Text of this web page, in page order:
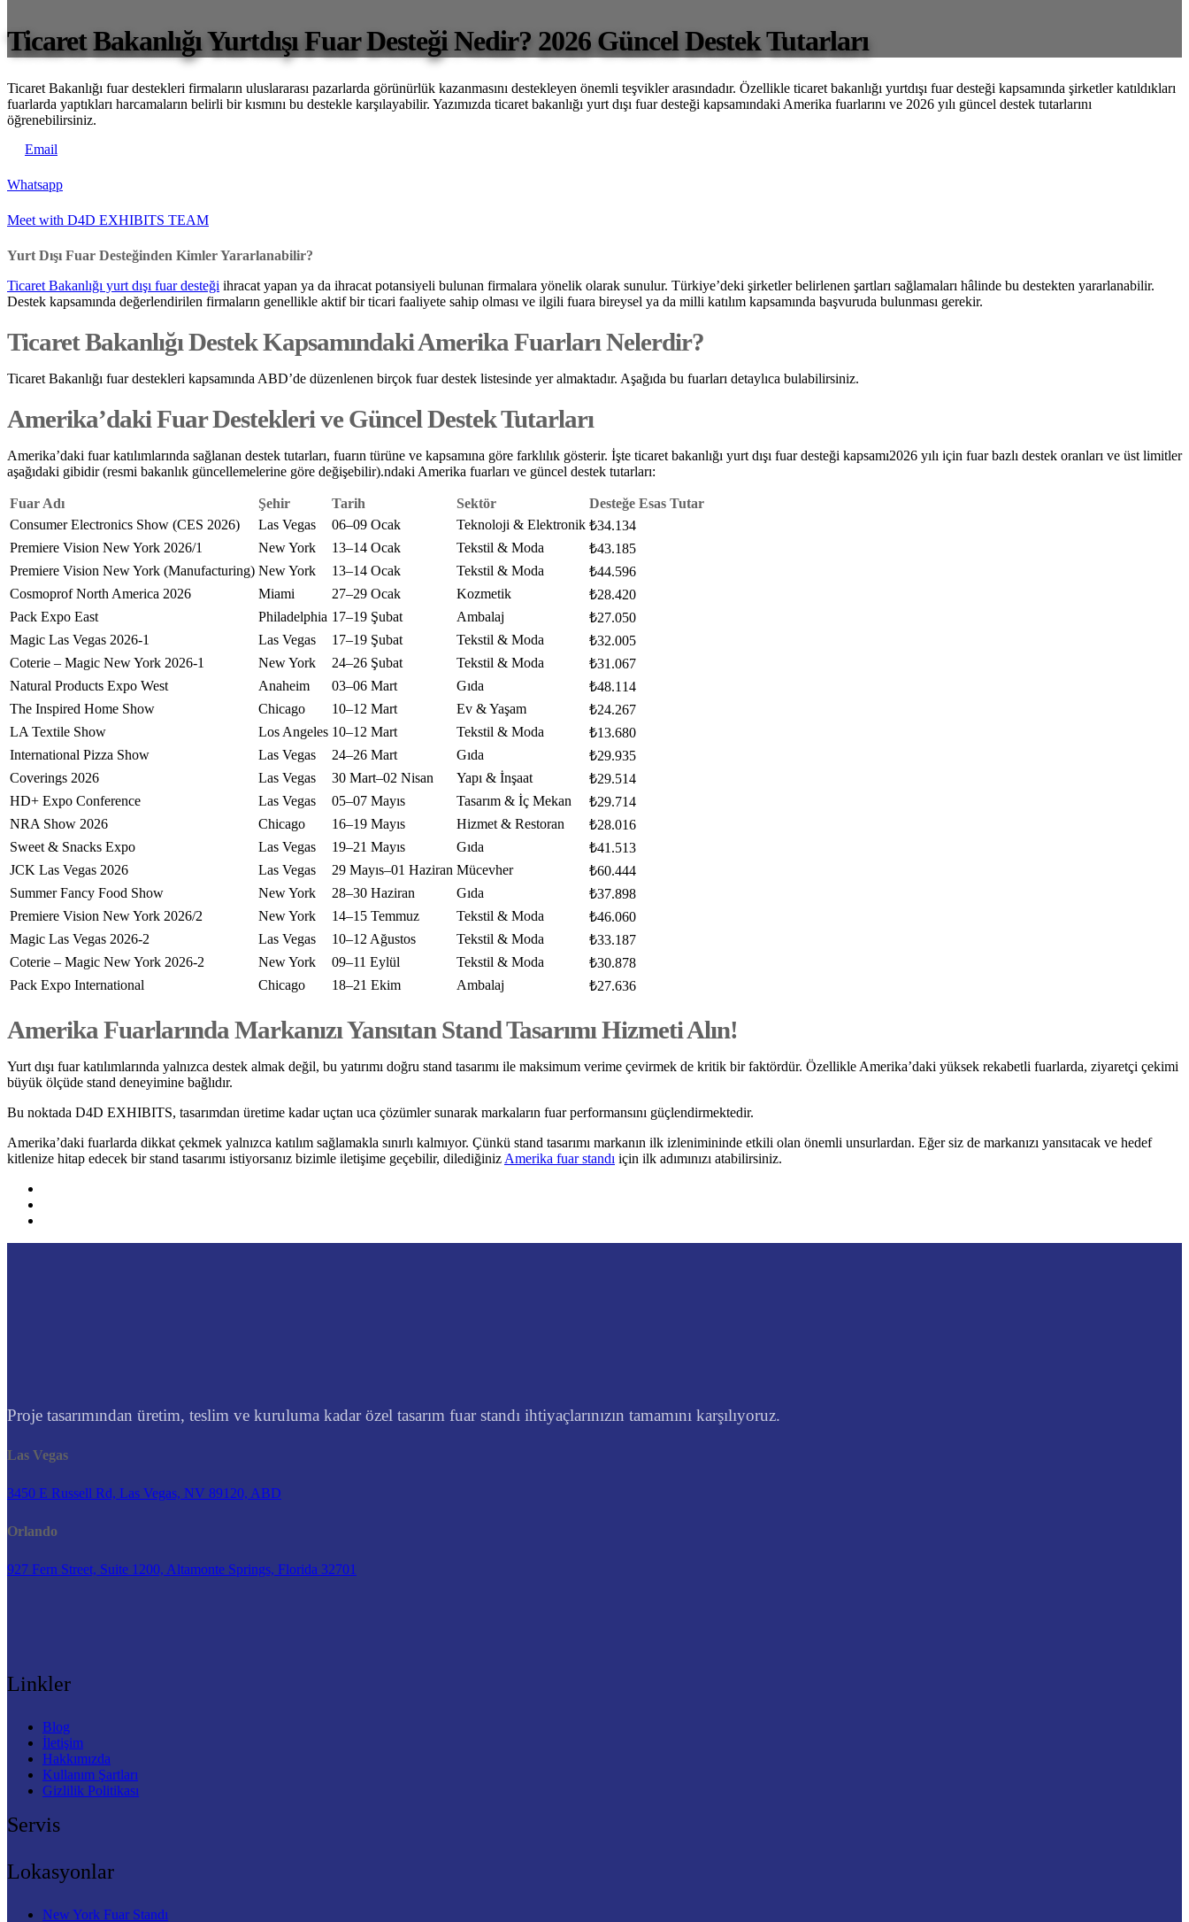
Ticaret Bakanlığı Yurtdışı Fuar Desteği Nedir? 2026 Güncel Destek Tutarları
Ticaret Bakanlığı fuar destekleri firmaların uluslararası pazarlarda görünürlük kazanmasını destekleyen önemli teşvikler arasındadır. Özellikle ticaret bakanlığı yurtdışı fuar desteği kapsamında şirketler katıldıkları
fuarlarda yaptıkları harcamaların belirli bir kısmını bu destekle karşılayabilir. Yazımızda ticaret bakanlığı yurt dışı fuar desteği kapsamındaki Amerika fuarlarını ve 2026 yılı güncel destek tutarlarını
öğrenebilirsiniz.
Email
Whatsapp
Meet with D4D EXHIBITS TEAM
Yurt Dışı Fuar Desteğinden Kimler Yararlanabilir?
Ticaret Bakanlığı yurt dışı fuar desteği ihracat yapan ya da ihracat potansiyeli bulunan firmalara yönelik olarak sunulur. Türkiye’deki şirketler belirlenen şartları sağlamaları hâlinde bu destekten yararlanabilir.
Destek kapsamında değerlendirilen firmaların genellikle aktif bir ticari faaliyete sahip olması ve ilgili fuara bireysel ya da milli katılım kapsamında başvuruda bulunması gerekir.
Ticaret Bakanlığı Destek Kapsamındaki Amerika Fuarları Nelerdir?
Ticaret Bakanlığı fuar destekleri kapsamında ABD’de düzenlenen birçok fuar destek listesinde yer almaktadır. Aşağıda bu fuarları detaylıca bulabilirsiniz.
Amerika’daki Fuar Destekleri ve Güncel Destek Tutarları
Amerika’daki fuar katılımlarında sağlanan destek tutarları, fuarın türüne ve kapsamına göre farklılık gösterir. İşte ticaret bakanlığı yurt dışı fuar desteği kapsamı2026 yılı için fuar bazlı destek oranları ve üst limitler
aşağıdaki gibidir (resmi bakanlık güncellemelerine göre değişebilir).ndaki Amerika fuarları ve güncel destek tutarları:
Fuar Adı Şehir Tarih Sektör
Desteğe Esas Tutar
Consumer Electronics Show (CES 2026)
Las Vegas 06–09 Ocak Teknoloji & Elektronik ₺34.134
Premiere Vision New York 2026/1
New York 13–14 Ocak Tekstil & Moda
₺43.185
Premiere Vision New York (Manufacturing) New York 13–14 Ocak Tekstil & Moda
₺44.596
Cosmoprof North America 2026
Miami 27–29 Ocak Kozmetik
₺28.420
Pack Expo East
Philadelphia 17–19 Şubat Ambalaj
₺27.050
Magic Las Vegas 2026-1
Las Vegas 17–19 Şubat Tekstil & Moda
₺32.005
Coterie – Magic New York 2026-1
New York 24–26 Şubat Tekstil & Moda
₺31.067
Natural Products Expo West
Anaheim 03–06 Mart Gıda
₺48.114
The Inspired Home Show
Chicago 10–12 Mart Ev & Yaşam
₺24.267
LA Textile Show
Los Angeles 10–12 Mart Tekstil & Moda
₺13.680
International Pizza Show
Las Vegas 24–26 Mart Gıda
₺29.935
Coverings 2026
Las Vegas 30 Mart–02 Nisan Yapı & İnşaat
₺29.514
HD+ Expo Conference
Las Vegas 05–07 Mayıs Tasarım & İç Mekan
₺29.714
NRA Show 2026
Chicago 16–19 Mayıs Hizmet & Restoran
₺28.016
Sweet & Snacks Expo
Las Vegas 19–21 Mayıs Gıda
₺41.513
JCK Las Vegas 2026
Las Vegas 29 Mayıs–01 Haziran Mücevher
₺60.444
Summer Fancy Food Show
New York 28–30 Haziran Gıda
₺37.898
Premiere Vision New York 2026/2
New York 14–15 Temmuz Tekstil & Moda
₺46.060
Magic Las Vegas 2026-2
Las Vegas 10–12 Ağustos Tekstil & Moda
₺33.187
Coterie – Magic New York 2026-2
New York 09–11 Eylül Tekstil & Moda
₺30.878
Pack Expo International
Chicago 18–21 Ekim Ambalaj ₺27.636
Amerika Fuarlarında Markanızı Yansıtan Stand Tasarımı Hizmeti Alın!
Yurt dışı fuar katılımlarında yalnızca destek almak değil, bu yatırımı doğru stand tasarımı ile maksimum verime çevirmek de kritik bir faktördür. Özellikle Amerika’daki yüksek rekabetli fuarlarda, ziyaretçi çekimi
büyük ölçüde stand deneyimine bağlıdır.
Bu noktada D4D EXHIBITS, tasarımdan üretime kadar uçtan uca çözümler sunarak markaların fuar performansını güçlendirmektedir.
Amerika’daki fuarlarda dikkat çekmek yalnızca katılım sağlamakla sınırlı kalmıyor. Çünkü stand tasarımı markanın ilk izlenimininde etkili olan önemli unsurlardan. Eğer siz de markanızı yansıtacak ve hedef
kitlenize hitap edecek bir stand tasarımı istiyorsanız bizimle iletişime geçebilir, dilediğiniz Amerika fuar standı için ilk adımınızı atabilirsiniz.
Proje tasarımından üretim, teslim ve kuruluma kadar özel tasarım fuar standı ihtiyaçlarınızın tamamını karşılıyoruz.
Las Vegas
3450 E Russell Rd, Las Vegas, NV 89120, ABD
Orlando
927 Fern Street, Suite 1200, Altamonte Springs, Florida 32701
Linkler
Blog
İletişim
Hakkımızda
Kullanım Şartları
Gizlilik Politikası
Servis
Lokasyonlar
New York Fuar Standı